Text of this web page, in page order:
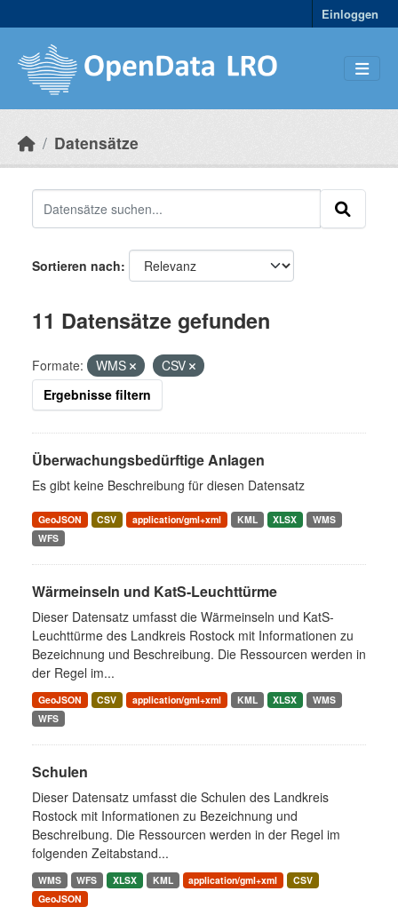
Einloggen
Datensätze
Sortieren nach
11 Datensätze gefunden
Formate: WMS
CSV
Ergebnisse filtern
Überwachungsbedürftige Anlagen
Es gibt keine Beschreibung für diesen Datensatz
GeoJSON CSV application/gml+xml KML XLSX
WMS
WFS
Wärmeinseln und KatS-Leuchttürme
Dieser Datensatz umfasst die Wärmeinseln und KatS-
Leuchttürme des Landkreis Rostock mit Informationen zu
Bezeichnung und Beschreibung. Die Ressourcen werden in
der Regel im...
GeoJSON CSV application/gml+xml KML XLSX
WMS
WFS
Schulen
Dieser Datensatz umfasst die Schulen des Landkreis
Rostock mit Informationen zu Bezeichnung und
Beschreibung. Die Ressourcen werden in der Regel im
folgenden Zeitabstand...
WMS WFS XLSX KML application/gml+xml
CSV
GeoJSON